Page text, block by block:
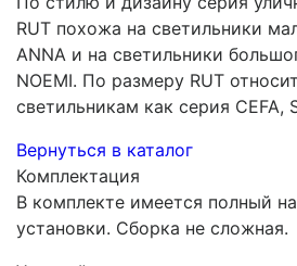
RUT похожа на светильники
ANNA и на светильники
NOEMI. По размеру RUT
светильникам как серия CEFA,
Вернуться в каталог
Комплектация
В комплекте имеется полный
установки. Сборка не сложная.